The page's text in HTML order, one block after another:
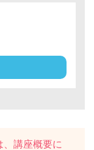
、講座概要に